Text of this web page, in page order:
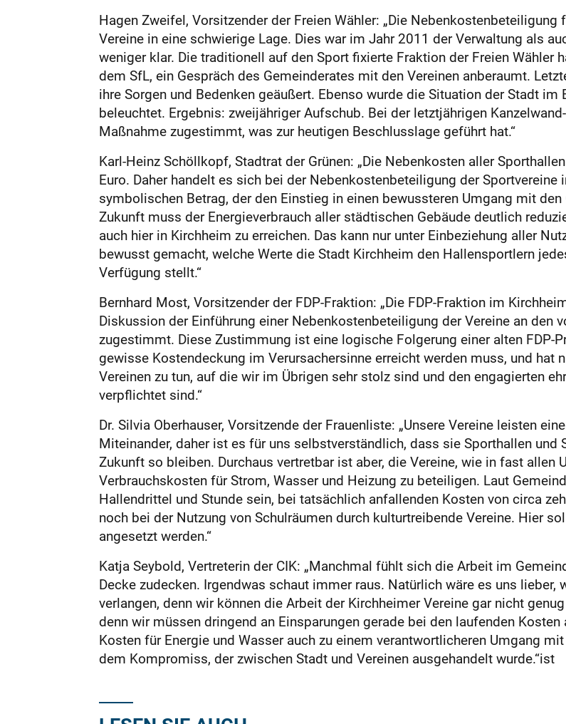
Hagen Zweifel, Vorsitzender der Freien Wähler: „Die
Vereine in eine schwierige Lage. Dies war im Jahr 2011 der Verwaltung als
weniger klar. Die traditionell auf den Sport fixierte Fraktion der Freien
dem SfL, ein Gespräch des Gemeinderates mit den Vereinen anberaumt.
ihre Sorgen und Bedenken geäußert. Ebenso wurde die Situation der Stadt
beleuchtet. Ergebnis: zweijähriger Aufschub. Bei der letztjährigen
Maßnahme zugestimmt, was zur heutigen Beschlusslage geführt hat.“
Karl-Heinz Schöllkopf, Stadtrat der Grünen: „Die Nebenkosten aller
Euro. Daher handelt es sich bei der Nebenkostenbeteiligung der Sportvereine
symbolischen Betrag, der den Einstieg in einen bewussteren Umgang mit
Zukunft muss der Energieverbrauch aller städtischen Gebäude deutlich
auch hier in Kirchheim zu erreichen. Das kann nur unter Einbeziehung aller
bewusst gemacht, welche Werte die Stadt Kirchheim den Hallensportlern
Verfügung stellt.“
Bernhard Most, Vorsitzender der FDP-Fraktion: „Die FDP-Fraktion im
Diskussion der Einführung einer Nebenkostenbeteiligung der Vereine an den
zugestimmt. Diese Zustimmung ist eine logische Folgerung einer alten FDP-
gewisse Kostendeckung im Verursachersinne erreicht werden muss, und hat
Vereinen zu tun, auf die wir im Übrigen sehr stolz sind und den engagierten
verpflichtet sind.“
Dr. Silvia Oberhauser, Vorsitzende der Frauenliste: „Unsere Vereine leisten
Miteinander, daher ist es für uns selbstverständlich, dass sie Sporthallen
Zukunft so bleiben. Durchaus vertretbar ist aber, die Vereine, wie in fast allen
Verbrauchskosten für Strom, Wasser und Heizung zu beteiligen. Laut
Hallendrittel und Stunde sein, bei tatsächlich anfallenden Kosten von circa
noch bei der Nutzung von Schulräumen durch kul­turtreibende Vereine. Hier
angesetzt werden.“
Katja Seybold, Vertreterin der CIK: „Manchmal fühlt sich die Arbeit im
Decke zudecken. Irgendwas schaut immer raus. Natürlich wäre es uns
verlangen, denn wir können die Arbeit der Kirchheimer Vereine gar nicht
denn wir müssen dringend an Einsparungen gerade bei den laufenden
Kosten für Energie und Wasser auch zu einem verantwortlicheren Umgang
dem Kompromiss, der zwischen Stadt und Vereinen ausgehandelt wurde.“ist